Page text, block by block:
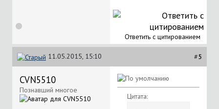
Ответить с цитированием
11.05.2015, 15:10 #5
CVN5510
Познавший многое
Цитата: